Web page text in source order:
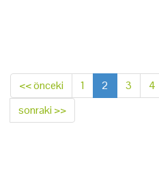
<< önceki 1 2 3 4
sonraki >>